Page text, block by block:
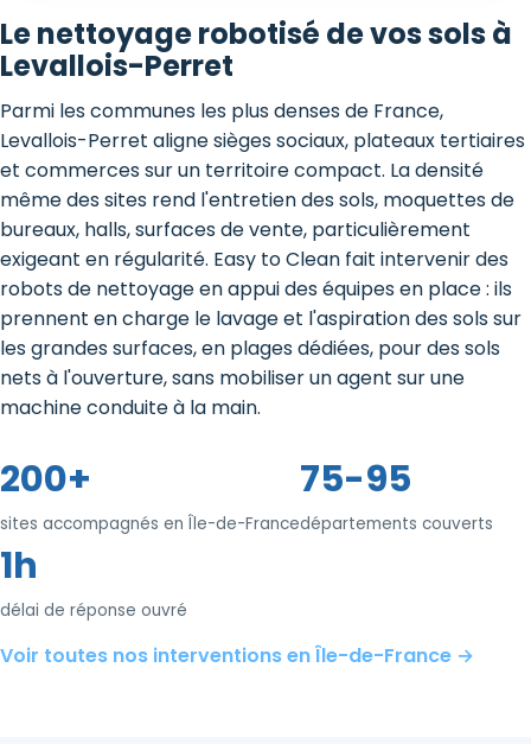
Le nettoyage robotisé de vos sols à
Levallois-Perret
Parmi les communes les plus denses de France,
Levallois-Perret aligne sièges sociaux, plateaux tertiaires
et commerces sur un territoire compact. La densité
même des sites rend l'entretien des sols, moquettes de
bureaux, halls, surfaces de vente, particulièrement
exigeant en régularité. Easy to Clean fait intervenir des
robots de nettoyage en appui des équipes en place : ils
prennent en charge le lavage et l'aspiration des sols sur
les grandes surfaces, en plages dédiées, pour des sols
nets à l'ouverture, sans mobiliser un agent sur une
machine conduite à la main.
200+
sites accompagnés en Île-de-France
75-95
départements couverts
1h
délai de réponse ouvré
Voir toutes nos interventions en Île-de-France →